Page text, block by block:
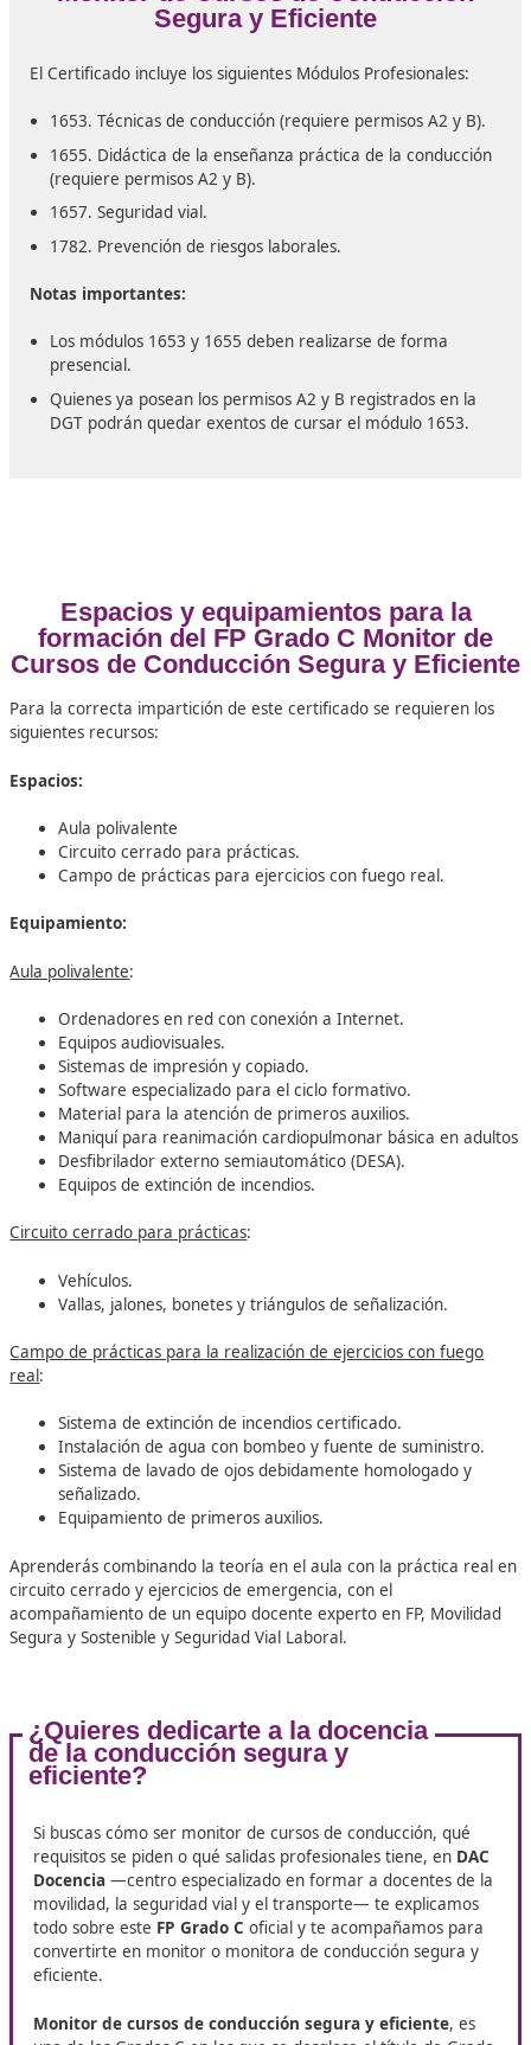
l) Conocer y ejercer sus derechos y deberes
implicación en la vida económica, social y cultural.
Entorno profesional para el FP
Monitor de Cursos de
Segura y Eficiente
desempeñar su labor en empresas y organizaciones
y privadas, desempeñando tareas vinculadas a la
de conductores y conductoras con el objetivo de que
obtengan las autorizaciones administrativas
flotas de vehículos que forman a sus plantillas en
vial laboral y las entidades públicas y privadas con
de educación y sensibilización vial. Es una profesión
en crecimiento, impulsada por la apuesta social y
por una movilidad más segura y sostenible, y con la
enDAC Docencia
Módulos profesionales del FP
Monitor de Cursos de
El Certificado incluye los siguientes Módulos
1653. Técnicas de conducción (requiere permisos
1655. Didáctica de la enseñanza práctica de la
(requiere permisos A2 y B).
1657. Seguridad vial.
1782. Prevención de riesgos laborales.
Quienes ya posean los permisos A2 y B registrados
DGT podrán quedar exentos de cursar el módulo
formación del FP Grado C
Cursos de Conducción Segura y
siguientes recursos:
Espacios:
Aula polivalente
Circuito cerrado para prácticas.
Campo de prácticas para ejercicios con fuego real.